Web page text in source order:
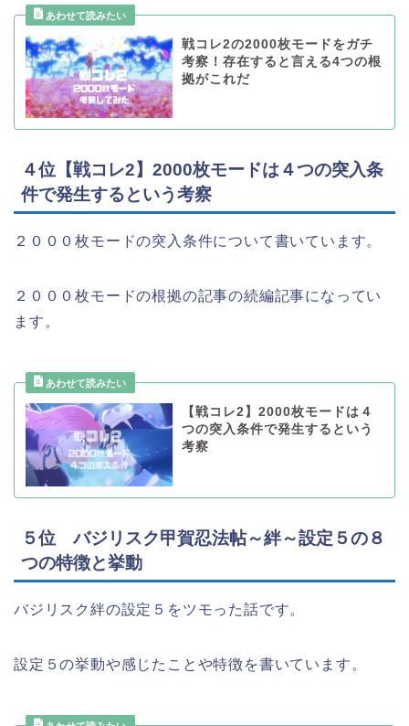
戦コレ2の2000枚モードをガチ
考察！存在すると言える4つの根
拠がこれだ
４位【戦コレ2】2000枚モードは４つの突入条
件で発生するという考察
２０００枚モードの突入条件について書いています。
２０００枚モードの根拠の記事の続編記事になってい
ます。
【戦コレ2】2000枚モードは４
つの突入条件で発生するという
考察
５位 バジリスク甲賀忍法帖～絆～設定５の８
つの特徴と挙動
バジリスク絆の設定５をツモった話です。
設定５の挙動や感じたことや特徴を書いています。